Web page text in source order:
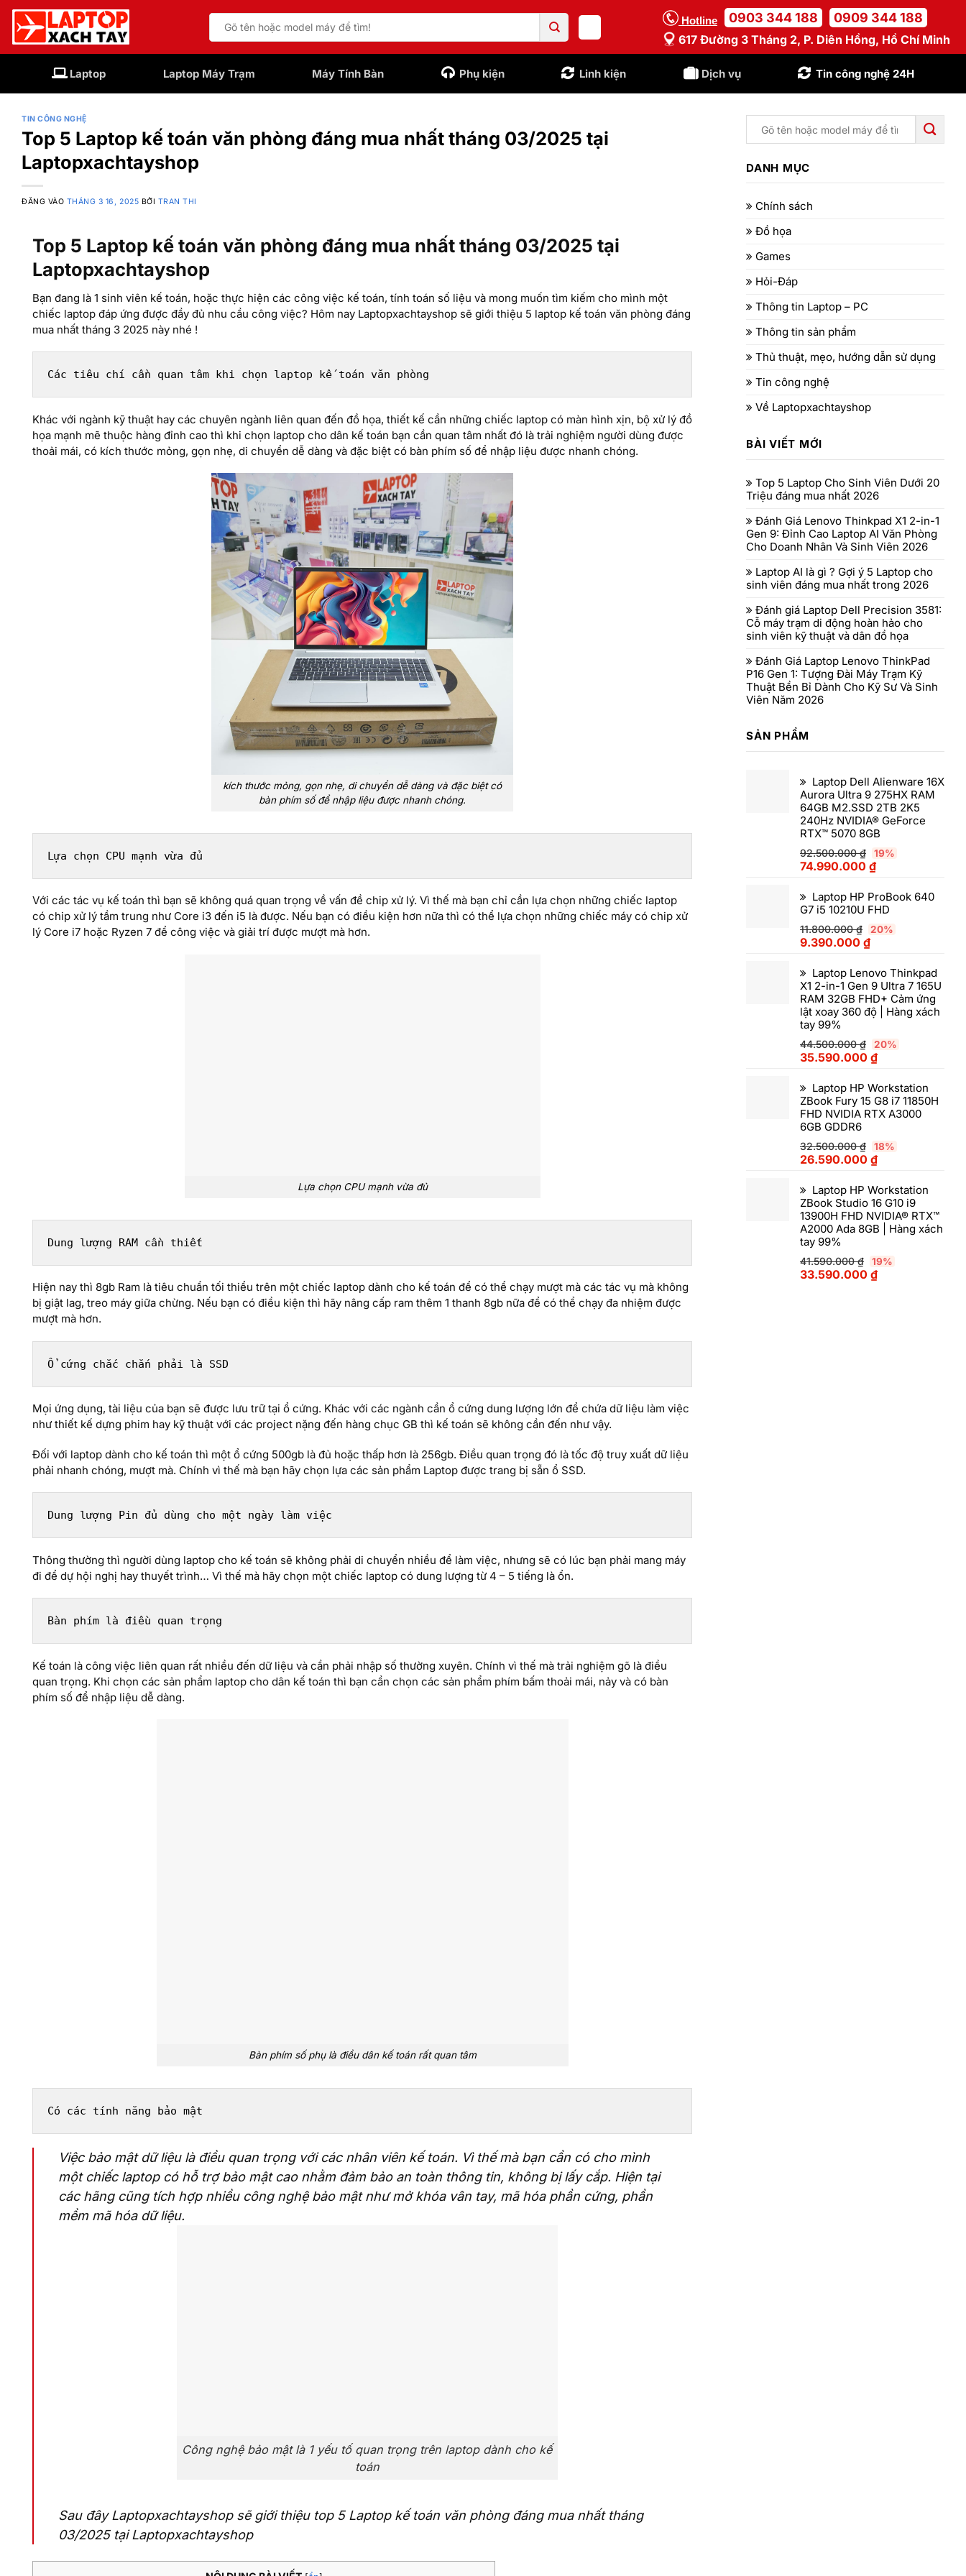
Bỏ
qua
nội
dung
Tìm
kiếm:
Hotline 0903 344 188 0909 344 188
617 Đường 3 Tháng 2, P. Diên Hồng, Hồ Chí Minh
Laptop Laptop Máy Trạm Máy Tính Bàn Phụ kiện Linh kiện Dịch vụ Tin công nghệ 24H
TIN CÔNG NGHỆ
Top 5 Laptop kế toán văn phòng đáng mua nhất tháng 03/2025 tại
Laptopxachtayshop
ĐĂNG VÀO THÁNG 3 16, 2025 BỞI TRAN THI
Top 5 Laptop kế toán văn phòng đáng mua nhất tháng 03/2025 tại
Laptopxachtayshop
Bạn đang là 1 sinh viên kế toán, hoặc thực hiện các công việc kế toán, tính toán số liệu và mong muốn tìm kiếm cho mình một
chiếc laptop đáp ứng được đầy đủ nhu cầu công việc? Hôm nay Laptopxachtayshop sẽ giới thiệu 5 laptop kế toán văn phòng đáng
mua nhất tháng 3 2025 này nhé !
Các tiêu chí cần quan tâm khi chọn laptop kế toán văn phòng
Khác với ngành kỹ thuật hay các chuyên ngành liên quan đến đồ họa, thiết kế cần những chiếc laptop có màn hình xịn, bộ xử lý đồ
họa mạnh mẽ thuộc hàng đỉnh cao thì khi chọn laptop cho dân kế toán bạn cần quan tâm nhất đó là trải nghiệm người dùng được
thoải mái, có kích thước mỏng, gọn nhẹ, di chuyển dễ dàng và đặc biệt có bàn phím số để nhập liệu được nhanh chóng.
kích thước mỏng, gọn nhẹ, di chuyển dễ dàng và đặc biệt có
bàn phím số để nhập liệu được nhanh chóng.
Lựa chọn CPU mạnh vừa đủ
Với các tác vụ kế toán thì bạn sẽ không quá quan trọng về vấn đề chip xử lý. Vì thế mà bạn chỉ cần lựa chọn những chiếc laptop
có chip xử lý tầm trung như Core i3 đến i5 là được. Nếu bạn có điều kiện hơn nữa thì có thể lựa chọn những chiếc máy có chip xử
lý Core i7 hoặc Ryzen 7 để công việc và giải trí được mượt mà hơn.
Lựa chọn CPU mạnh vừa đủ
Dung lượng RAM cần thiết
Hiện nay thì 8gb Ram là tiêu chuẩn tối thiểu trên một chiếc laptop dành cho kế toán để có thể chạy mượt mà các tác vụ mà không
bị giật lag, treo máy giữa chừng. Nếu bạn có điều kiện thì hãy nâng cấp ram thêm 1 thanh 8gb nữa để có thể chạy đa nhiệm được
mượt mà hơn.
Ổ cứng chắc chắn phải là SSD
Mọi ứng dụng, tài liệu của bạn sẽ được lưu trữ tại ổ cứng. Khác với các ngành cần ổ cứng dung lượng lớn để chứa dữ liệu làm việc
như thiết kế dựng phim hay kỹ thuật với các project nặng đến hàng chục GB thì kế toán sẽ không cần đến như vậy.
Đối với laptop dành cho kế toán thì một ổ cứng 500gb là đủ hoặc thấp hơn là 256gb. Điều quan trọng đó là tốc độ truy xuất dữ liệu
phải nhanh chóng, mượt mà. Chính vì thế mà bạn hãy chọn lựa các sản phẩm Laptop được trang bị sẵn ổ SSD.
Dung lượng Pin đủ dùng cho một ngày làm việc
Thông thường thì người dùng laptop cho kế toán sẽ không phải di chuyển nhiều để làm việc, nhưng sẽ có lúc bạn phải mang máy
đi để dự hội nghị hay thuyết trình… Vì thế mà hãy chọn một chiếc laptop có dung lượng từ 4 – 5 tiếng là ổn.
Bàn phím là điều quan trọng
Kế toán là công việc liên quan rất nhiều đến dữ liệu và cần phải nhập số thường xuyên. Chính vì thế mà trải nghiệm gõ là điều
quan trọng. Khi chọn các sản phẩm laptop cho dân kế toán thì bạn cần chọn các sản phẩm phím bấm thoải mái, nảy và có bàn
phím số để nhập liệu dễ dàng.
Bàn phím số phụ là điều dân kế toán rất quan tâm
Có các tính năng bảo mật
Việc bảo mật dữ liệu là điều quan trọng với các nhân viên kế toán. Vì thế mà bạn cần có cho mình
một chiếc laptop có hỗ trợ bảo mật cao nhằm đảm bảo an toàn thông tin, không bị lấy cắp. Hiện tại
các hãng cũng tích hợp nhiều công nghệ bảo mật như mở khóa vân tay, mã hóa phần cứng, phần
mềm mã hóa dữ liệu.
Công nghệ bảo mật là 1 yếu tố quan trọng trên laptop dành cho kế
toán
Sau đây Laptopxachtayshop sẽ giới thiệu top 5 Laptop kế toán văn phòng đáng mua nhất tháng
03/2025 tại Laptopxachtayshop
DANH MỤC
Chính sách
Đồ họa
Games
Hỏi-Đáp
Thông tin Laptop – PC
Thông tin sản phẩm
Thủ thuật, mẹo, hướng dẫn sử dụng
Tin công nghệ
Về Laptopxachtayshop
BÀI VIẾT MỚI
Top 5 Laptop Cho Sinh Viên Dưới 20
Triệu đáng mua nhất 2026
Đánh Giá Lenovo Thinkpad X1 2-in-1
Gen 9: Đỉnh Cao Laptop AI Văn Phòng
Cho Doanh Nhân Và Sinh Viên 2026
Laptop AI là gì ? Gợi ý 5 Laptop cho
sinh viên đáng mua nhất trong 2026
Đánh giá Laptop Dell Precision 3581:
Cỗ máy trạm di động hoàn hảo cho
sinh viên kỹ thuật và dân đồ họa
Đánh Giá Laptop Lenovo ThinkPad
P16 Gen 1: Tượng Đài Máy Trạm Kỹ
Thuật Bền Bỉ Dành Cho Kỹ Sư Và Sinh
Viên Năm 2026
SẢN PHẨM
Laptop Dell Alienware 16X
Aurora Ultra 9 275HX RAM
64GB M2.SSD 2TB 2K5
240Hz NVIDIA® GeForce
RTX™ 5070 8GB
92.500.000₫ 19%
74.990.000 ₫
Laptop HP ProBook 640
G7 i5 10210U FHD
11.800.000₫ 20%
9.390.000 ₫
Laptop Lenovo Thinkpad
X1 2-in-1 Gen 9 Ultra 7 165U
RAM 32GB FHD+ Cảm ứng
lật xoay 360 độ | Hàng xách
tay 99%
44.500.000₫ 20%
35.590.000 ₫
Laptop HP Workstation
ZBook Fury 15 G8 i7 11850H
FHD NVIDIA RTX A3000
6GB GDDR6
32.500.000₫ 18%
26.590.000 ₫
Laptop HP Workstation
ZBook Studio 16 G10 i9
13900H FHD NVIDIA® RTX™
A2000 Ada 8GB | Hàng xách
tay 99%
41.590.000₫ 19%
33.590.000 ₫